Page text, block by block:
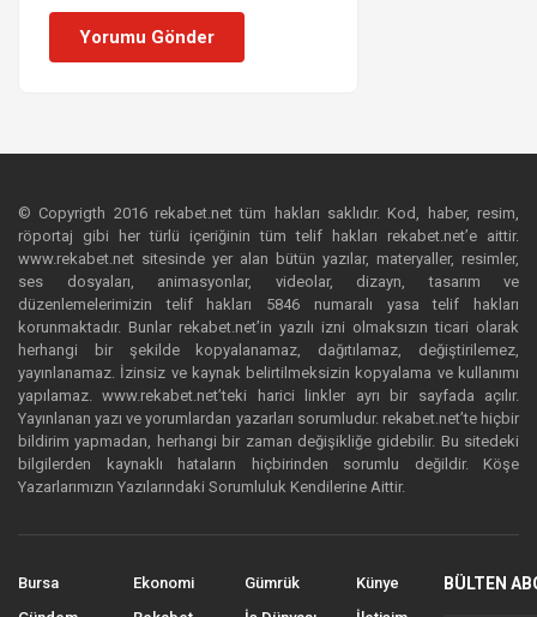
Yorumu Gönder
© Copyrigth 2016 rekabet.net tüm hakları saklıdır. Kod, haber, resim,
röportaj gibi her türlü içeriğinin tüm telif hakları rekabet.net’e aittir.
www.rekabet.net sitesinde yer alan bütün yazılar, materyaller, resimler,
ses dosyaları, animasyonlar, videolar, dizayn, tasarım ve
düzenlemelerimizin telif hakları 5846 numaralı yasa telif hakları
korunmaktadır. Bunlar rekabet.net’in yazılı izni olmaksızın ticari olarak
herhangi bir şekilde kopyalanamaz, dağıtılamaz, değiştirilemez,
yayınlanamaz. İzinsiz ve kaynak belirtilmeksizin kopyalama ve kullanımı
yapılamaz. www.rekabet.net’teki harici linkler ayrı bir sayfada açılır.
Yayınlanan yazı ve yorumlardan yazarları sorumludur. rekabet.net’te hiçbir
bildirim yapmadan, herhangi bir zaman değişikliğe gidebilir. Bu sitedeki
bilgilerden kaynaklı hataların hiçbirinden sorumlu değildir. Köşe
Yazarlarımızın Yazılarındaki Sorumluluk Kendilerine Aittir.
Bursa
Ekonomi
Gümrük
Künye
BÜLTEN